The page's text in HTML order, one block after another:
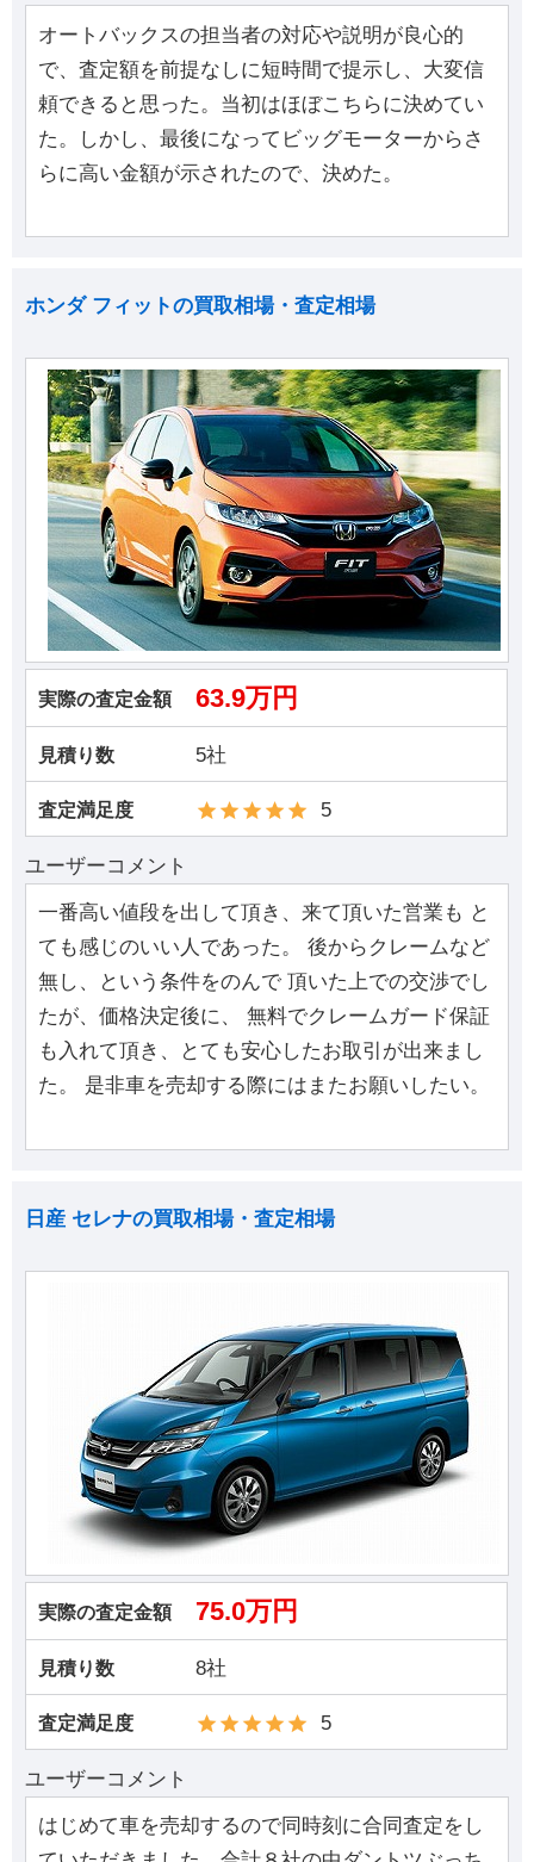
オートバックスの担当者の対応や説明が良心的
で、査定額を前提なしに短時間で提示し、大変信
頼できると思った。当初はほぼこちらに決めてい
た。しかし、最後になってビッグモーターからさ
らに高い金額が示されたので、決めた。
ホンダ フィットの買取相場・査定相場
実際の査定金額 63.9万円
見積り数 5社
査定満足度 5
ユーザーコメント
一番高い値段を出して頂き、来て頂いた営業も と
ても感じのいい人であった。 後からクレームなど
無し、という条件をのんで 頂いた上での交渉でし
たが、価格決定後に、 無料でクレームガード保証
も入れて頂き、とても安心したお取引が出来まし
た。 是非車を売却する際にはまたお願いしたい。
日産 セレナの買取相場・査定相場
実際の査定金額 75.0万円
見積り数 8社
査定満足度 5
ユーザーコメント
はじめて車を売却するので同時刻に合同査定をし